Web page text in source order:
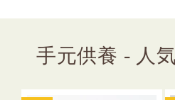
手元供養 - 人